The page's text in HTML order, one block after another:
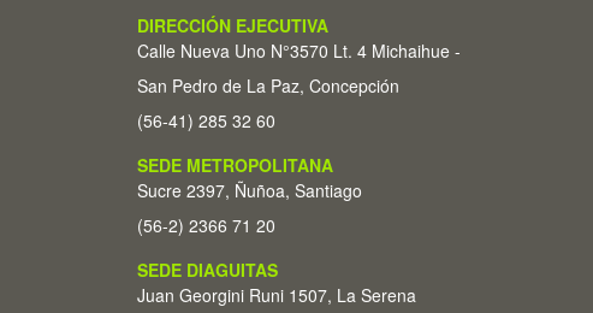
DIRECCIÓN EJECUTIVA
Calle Nueva Uno N°3570 Lt. 4 Michaihue -
San Pedro de La Paz, Concepción
(56-41) 285 32 60
SEDE METROPOLITANA
Sucre 2397, Ñuñoa, Santiago
(56-2) 2366 71 20
SEDE DIAGUITAS
Juan Georgini Runi 1507, La Serena